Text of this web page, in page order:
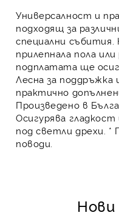
Универсалност и
подходящ за
специални събития.
прилепнала пола или
подплатата ще
Лесна за
практично
Произведено в
Осигурява
под светли дрехи. *
поводи.